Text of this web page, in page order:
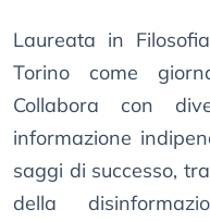
Laureata in
Torino come
Collabora con
informazione
saggi di successo,
della